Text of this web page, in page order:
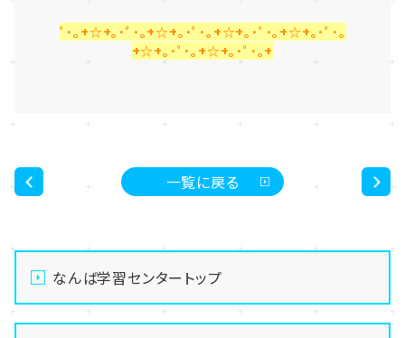
ﾟ･｡+☆+｡･ﾟ･｡+☆+｡･ﾟ･｡+☆+｡･ﾟ･｡+☆+｡･ﾟ･｡
+☆+｡･ﾟ･｡+☆+｡･ﾟ･｡+
一覧に戻る
なんば学習センタートップ